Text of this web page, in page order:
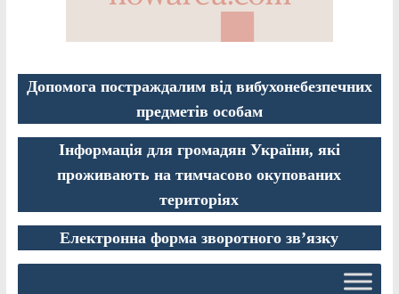
Допомога постраждалим від вибухонебезпечних
предметів особам
Інформація для громадян України, які
проживають на тимчасово окупованих
територіях
Електронна форма зворотного зв’язку